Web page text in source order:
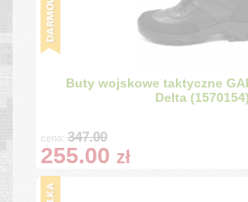
Buty wojskowe taktyczne
Delta (1570154)
cena:347.00
255.00 zł